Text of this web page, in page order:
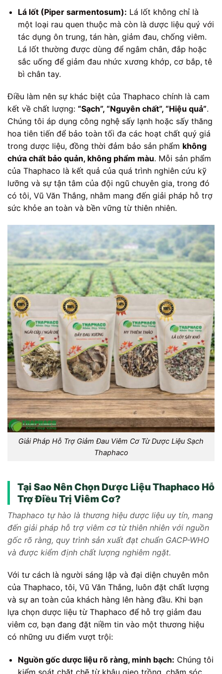
Lá lốt (Piper sarmentosum): Lá lốt không chỉ là
một loại rau quen thuộc mà còn là dược liệu quý với
tác dụng ôn trung, tán hàn, giảm đau, chống viêm.
Lá lốt thường được dùng để ngâm chân, đắp hoặc
sắc uống để giảm đau nhức xương khớp, cơ bắp, tê
bì chân tay.
Điều làm nên sự khác biệt của Thaphaco chính là cam
kết về chất lượng: “Sạch”, “Nguyên chất”, “Hiệu quả”.
Chúng tôi áp dụng công nghệ sấy lạnh hoặc sấy thăng
hoa tiên tiến để bảo toàn tối đa các hoạt chất quý giá
trong dược liệu, đồng thời đảm bảo sản phẩm không
chứa chất bảo quản, không phẩm màu. Mỗi sản phẩm
của Thaphaco là kết quả của quá trình nghiên cứu kỹ
lưỡng và sự tận tâm của đội ngũ chuyên gia, trong đó
có tôi, Vũ Văn Thắng, nhằm mang đến giải pháp hỗ trợ
sức khỏe an toàn và bền vững từ thiên nhiên.
Giải Pháp Hỗ Trợ Giảm Đau Viêm Cơ Từ Dược Liệu Sạch
Thaphaco
Tại Sao Nên Chọn Dược Liệu Thaphaco Hỗ
Trợ Điều Trị Viêm Cơ?
Thaphaco tự hào là thương hiệu dược liệu uy tín, mang
đến giải pháp hỗ trợ viêm cơ từ thiên nhiên với nguồn
gốc rõ ràng, quy trình sản xuất đạt chuẩn GACP-WHO
và được kiểm định chất lượng nghiêm ngặt.
Với tư cách là người sáng lập và đại diện chuyên môn
của Thaphaco, tôi, Vũ Văn Thắng, luôn đặt chất lượng
và sự an toàn của khách hàng lên hàng đầu. Khi bạn
lựa chọn dược liệu từ Thaphaco để hỗ trợ giảm đau
viêm cơ, bạn đang đặt niềm tin vào một thương hiệu
có những ưu điểm vượt trội:
Nguồn gốc dược liệu rõ ràng, minh bạch: Chúng tôi